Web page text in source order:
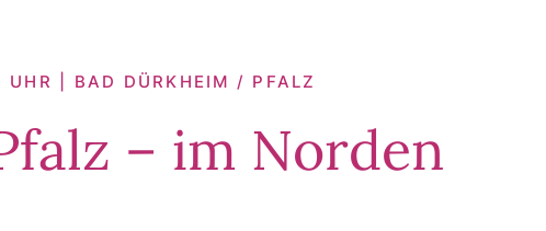
| BAD DÜRKHEIM / PFALZ
– im Norden